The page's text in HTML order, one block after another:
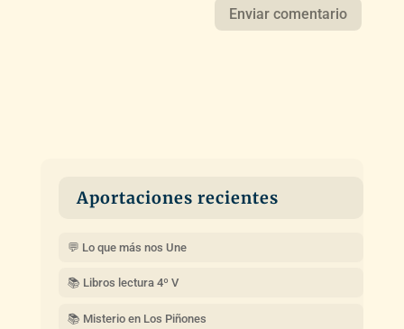
Aportaciones recientes
💬 Lo que más nos Une
📚 Libros lectura 4º V
📚 Misterio en Los Piñones